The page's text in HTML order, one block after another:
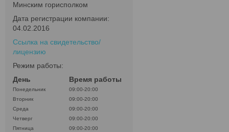
Минским горисполком
Дата регистрации компании:
04.02.2016
Ссылка на свидетельство/
лицензию
Режим работы:
День
Время работы
Понедельник
09:00-20:00
Вторник
09:00-20:00
Среда
09:00-20:00
Четверг
09:00-20:00
Пятница
09:00-20:00